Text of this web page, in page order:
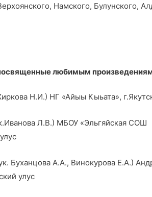
Намского, Булунского,
любимым
Н.И.) НГ «Айыы Кыьата»,
Л.В.) МБОУ «Эльгяйская СОШ
А.А., Винокурова Е.А.)
улус